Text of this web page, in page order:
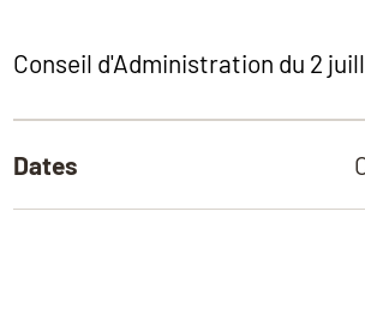
Conseil d'Administration du 2
Dates